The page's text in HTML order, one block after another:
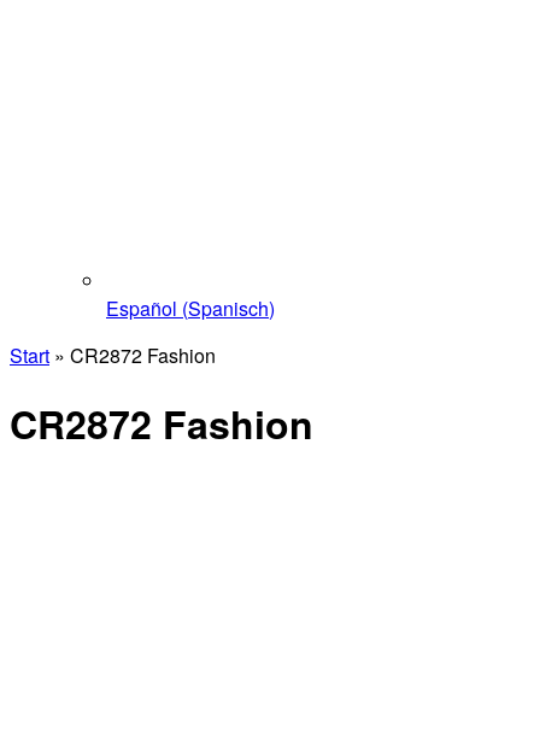
Español (Spanisch)
Start » CR2872 Fashion
CR2872 Fashion